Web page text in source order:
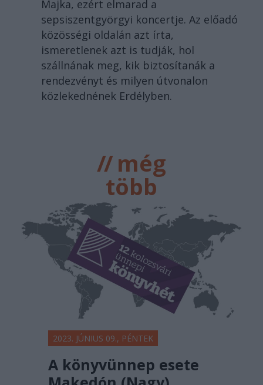
Majka, ezért elmarad a
sepsiszentgyörgyi koncertje. Az előadó
közösségi oldalán azt írta,
ismeretlenek azt is tudják, hol
szállnának meg, kik biztosítanák a
rendezvényt és milyen útvonalon
közlekednének Erdélyben.
//még
több
főtér.ro
2023. JÚNIUS 09., PÉNTEK
A könyvünnep esete